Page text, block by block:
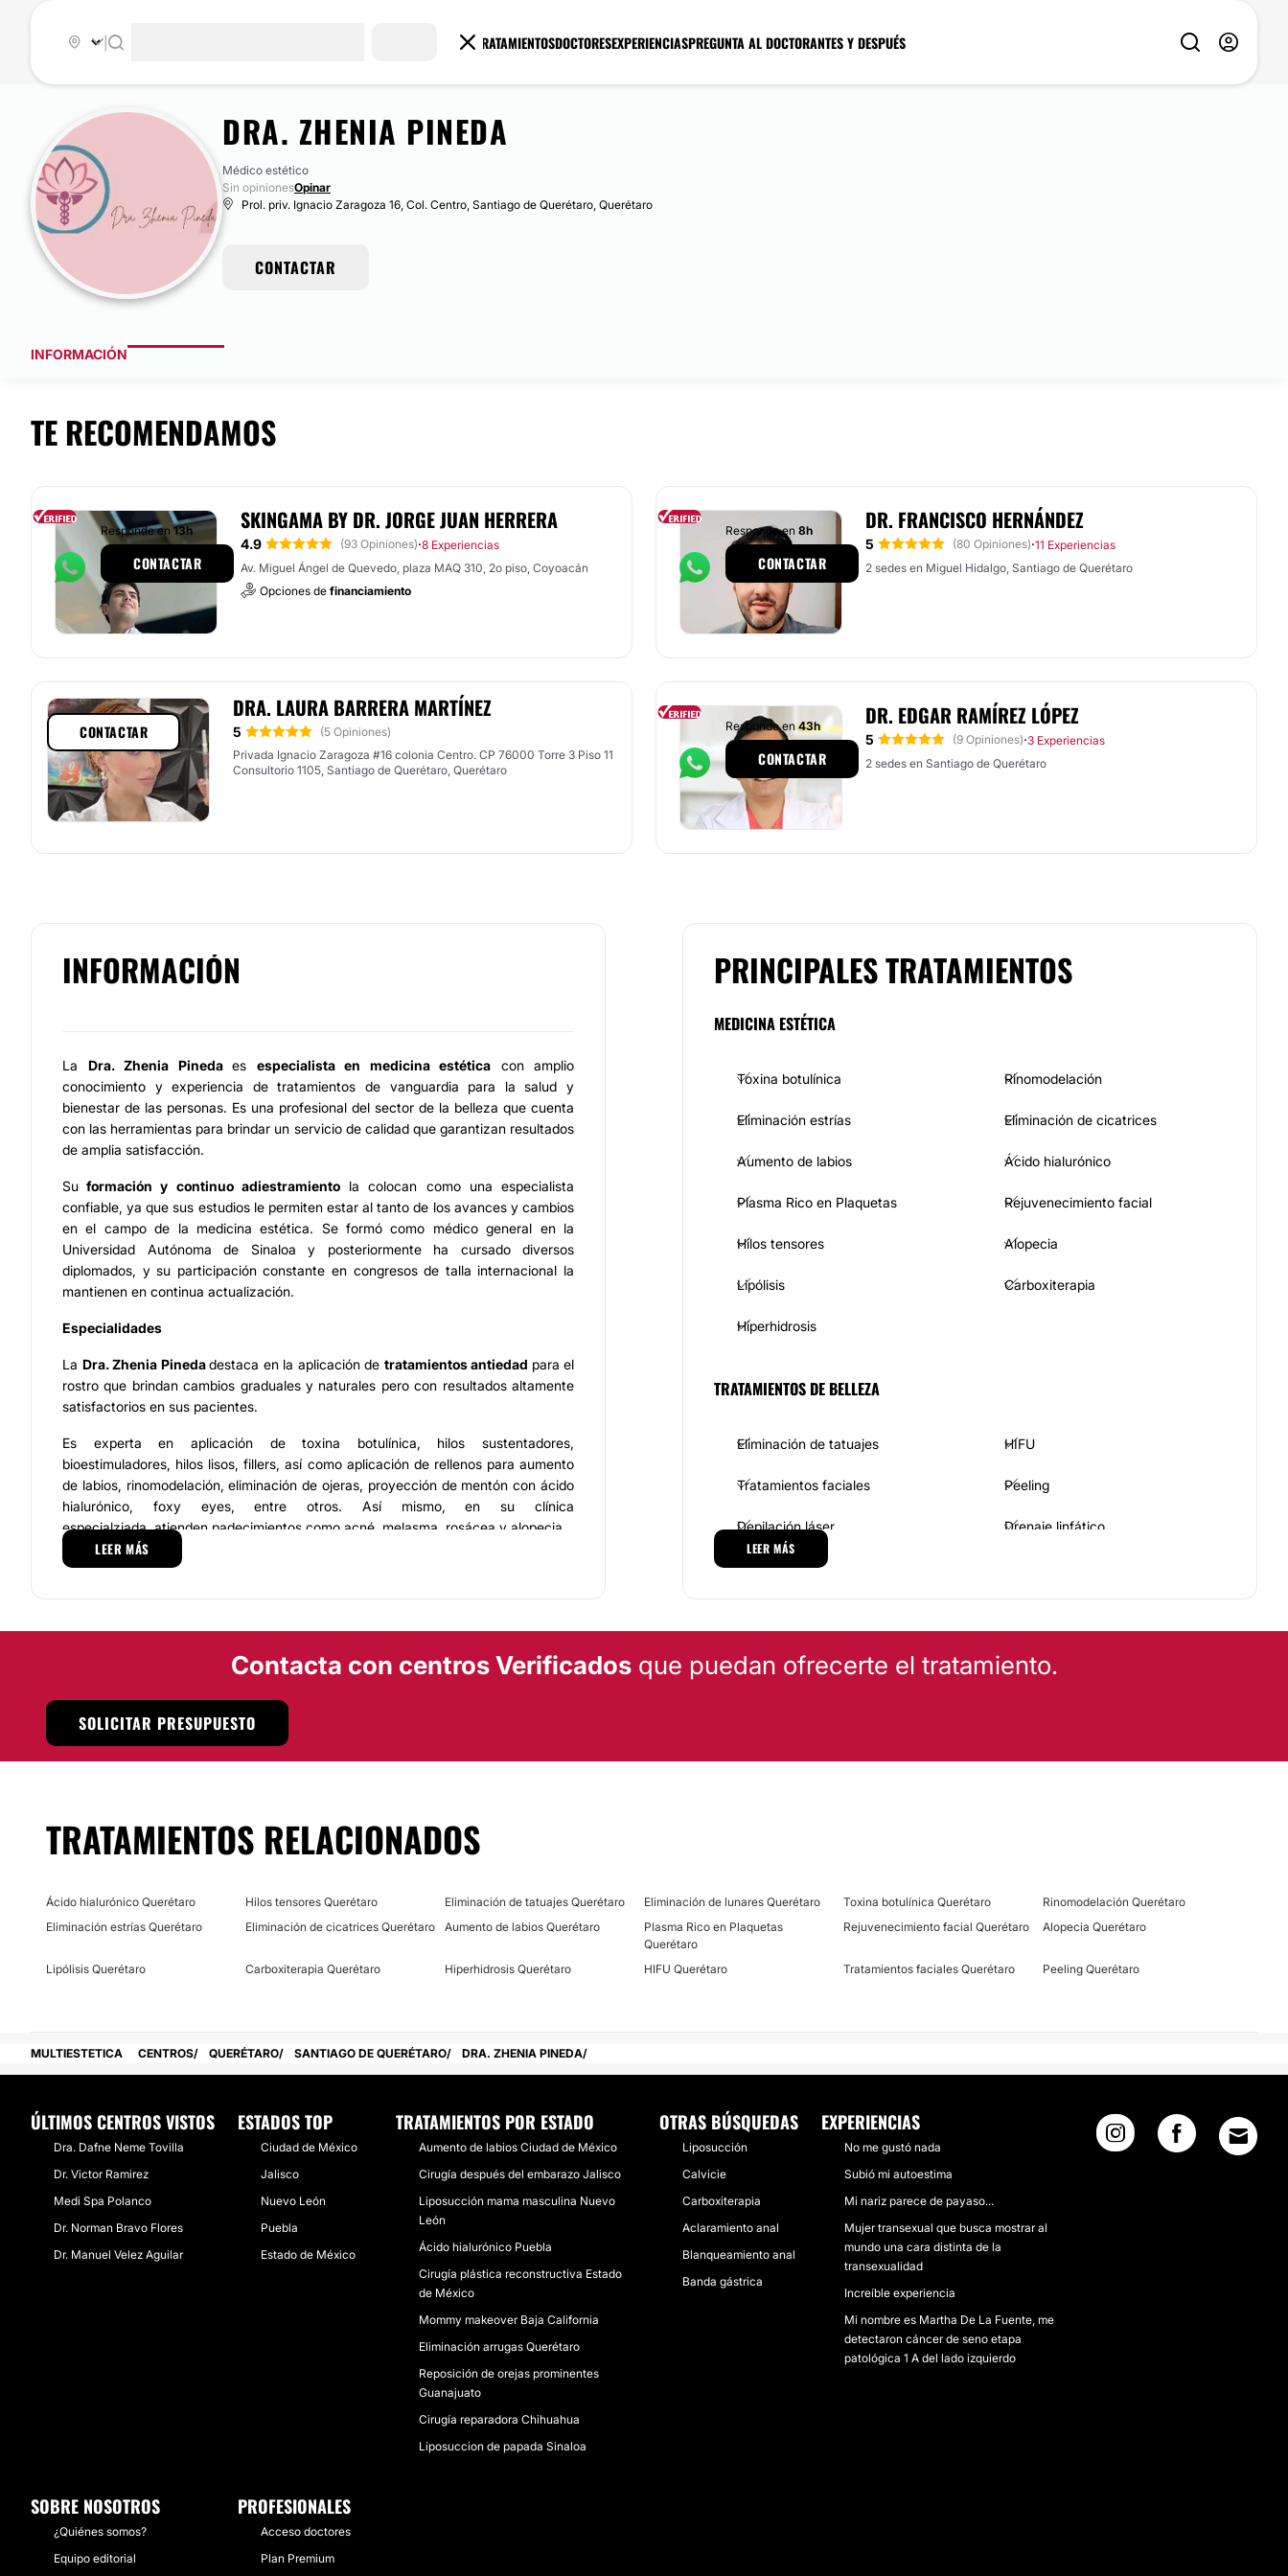
TRATAMIENTOSDOCTORESEXPERIENCIASPREGUNTA AL DOCTORANTES Y DESPUÉS
DRA. ZHENIA PINEDA
Médico estético
Sin opinionesOpinar
Prol. priv. Ignacio Zaragoza 16, Col. Centro, Santiago de Querétaro, Querétaro
CONTACTAR
INFORMACIÓN
TE RECOMENDAMOS
SKINGAMA BY DR. JORGE JUAN HERRERA
4.9 (93 Opiniones)·8 Experiencias
Av. Miguel Ángel de Quevedo, plaza MAQ 310, 2o piso, Coyoacán
Opciones de financiamiento
Responde en 13h
CONTACTAR
DR. FRANCISCO HERNÁNDEZ
5 (80 Opiniones)·11 Experiencias
2 sedes en Miguel Hidalgo, Santiago de Querétaro
Responde en 8h
CONTACTAR
DRA. LAURA BARRERA MARTÍNEZ
5
(5 Opiniones)
Privada Ignacio Zaragoza #16 colonia Centro. CP 76000 Torre 3 Piso 11
Consultorio 1105, Santiago de Querétaro, Querétaro
CONTACTAR
DR. EDGAR RAMÍREZ LÓPEZ
5 (9 Opiniones)·3 Experiencias
2 sedes en Santiago de Querétaro
Responde en43h
CONTACTAR
INFORMACIÓN
La Dra. Zhenia Pineda es especialista en medicina estética con amplio
conocimiento y experiencia de tratamientos de vanguardia para la salud y
bienestar de las personas. Es una profesional del sector de la belleza que cuenta
con las herramientas para brindar un servicio de calidad que garantizan resultados
de amplia satisfacción.
Su formación y continuo adiestramientola colocan como una especialista
confiable, ya que sus estudios le permiten estar al tanto de los avances y cambios
en el campo de la medicina estética. Se formó como médico general en la
Universidad Autónoma de Sinaloa y posteriormente ha cursado diversos
diplomados, y su participación constante en congresos de talla internacional la
mantienen en continua actualización.
Especialidades
La Dra. Zhenia Pinedadestaca en la aplicación de tratamientos antiedad para el
rostro que brindan cambios graduales y naturales pero con resultados altamente
satisfactorios en sus pacientes.
Es experta en aplicación de toxina botulínica, hilos sustentadores,
bioestimuladores, hilos lisos, fillers, así como aplicación de rellenos para aumento
de labios, rinomodelación, eliminación de ojeras, proyección de mentón con ácido
hialurónico, foxy eyes, entre otros. Así mismo, en su clínica
especialziada, atienden padecimientos como acné, melasma, rosácea y alopecia.
Equipo
innovadores para resaltar la belleza del rostro y brindar el cambio tan anhelado
tecnología avanzaday los mejores productos del mercado caracterizan su
servicio y los convierten en una excelente opción para renovar la imagen
personal.
ubicadas en una excelente zona en la
Ciudad de México.
LEER MÁS
PRINCIPALES TRATAMIENTOS
MEDICINA ESTÉTICA
Toxina botulínica Rinomodelación
Eliminación estrías Eliminación de cicatrices
Aumento de labios Ácido hialurónico
Plasma Rico en Plaquetas Rejuvenecimiento facial
Hilos tensores Alopecia
Lipólisis Carboxiterapia
Hiperhidrosis
TRATAMIENTOS DE BELLEZA
Eliminación de tatuajes HIFU
Tratamientos faciales Peeling
Depilación láser Drenaje linfático
Mesoterapia
DERMATOLOGÍA
LEER MÁS
Contacta con centros Verificadosque puedan ofrecerte el tratamiento.
SOLICITAR PRESUPUESTO
TRATAMIENTOS RELACIONADOS
Ácido hialurónico Querétaro Hilos tensores Querétaro Eliminación de tatuajes Querétaro Eliminación de lunares Querétaro Toxina botulínica Querétaro
Rinomodelación Querétaro
Eliminación estrías Querétaro
Eliminación de cicatrices Querétaro Aumento de labios Querétaro
Plasma Rico en Plaquetas
Querétaro
Rejuvenecimiento facial Querétaro Alopecia Querétaro
Lipólisis Querétaro Carboxiterapia Querétaro Hiperhidrosis Querétaro HIFU Querétaro Tratamientos faciales Querétaro Peeling Querétaro
MULTIESTETICA CENTROS QUERÉTARO SANTIAGO DE QUERÉTARO DRA. ZHENIA PINEDA
ÚLTIMOS CENTROS VISTOS
Dra. Dafne Neme Tovilla
Dr. Victor Ramirez
Medi Spa Polanco
Dr. Norman Bravo Flores
Dr. Manuel Velez Aguilar
ESTADOS TOP
Ciudad de México
Jalisco
Nuevo León
Puebla
Estado de México
TRATAMIENTOS POR ESTADO
Aumento de labios Ciudad de México
Cirugía después del embarazo Jalisco
Liposucción mama masculina Nuevo
León
Ácido hialurónico Puebla
Cirugía plástica reconstructiva Estado
de México
Mommy makeover Baja California
Eliminación arrugas Querétaro
Reposición de orejas prominentes
Guanajuato
Cirugía reparadora Chihuahua
Liposuccion de papada Sinaloa
OTRAS BÚSQUEDAS
Liposucción
Calvicie
Carboxiterapia
Aclaramiento anal
Blanqueamiento anal
Banda gástrica
EXPERIENCIAS
No me gustó nada
Subió mi autoestima
Mi nariz parece de payaso...
Mujer transexual que busca mostrar al
mundo una cara distinta de la
transexualidad
Increíble experiencia
Mi nombre es Martha De La Fuente, me
detectaron cáncer de seno etapa
patológica 1 A del lado izquierdo
SOBRE NOSOTROS
¿Quiénes somos?
Equipo editorial
PROFESIONALES
Acceso doctores
Plan Premium